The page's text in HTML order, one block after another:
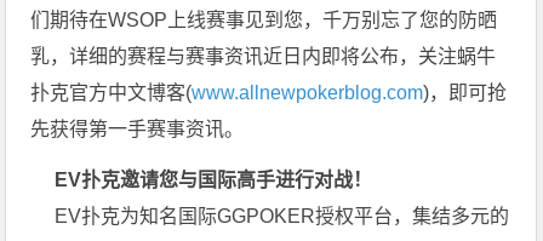
们期待在WSOP上线赛事见到您，千万别忘了您的防晒
乳，详细的赛程与赛事资讯近日内即将公布，关注蜗牛
扑克官方中文博客(www.allnewpokerblog.com)，即可抢
先获得第一手赛事资讯。
EV扑克邀请您与国际高手进行对战！
EV扑克为知名国际GGPOKER授权平台，集结多元的